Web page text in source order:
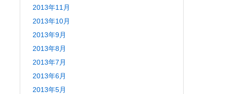
2013年11月
2013年10月
2013年9月
2013年8月
2013年7月
2013年6月
2013年5月